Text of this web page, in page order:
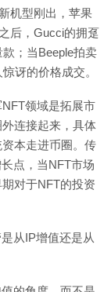
机型刚出，苹果
后，Gucci的拥趸
；当Beeple拍卖
讶的价格成交。
领域是拓展市
连接起来，具体
本走进币圈。传
点，当NFT市场
对于NFT的投资
从IP增值还是从